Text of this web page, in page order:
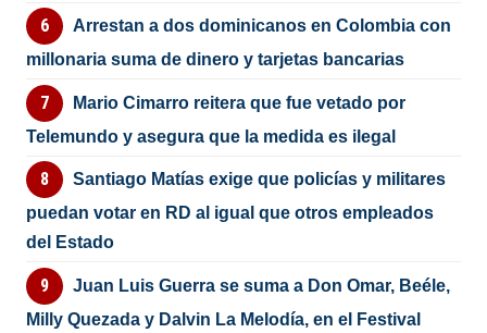
Arrestan a dos dominicanos en Colombia con
millonaria suma de dinero y tarjetas bancarias
Mario Cimarro reitera que fue vetado por
Telemundo y asegura que la medida es ilegal
Santiago Matías exige que policías y militares
puedan votar en RD al igual que otros empleados
del Estado
Juan Luis Guerra se suma a Don Omar, Beéle,
Milly Quezada y Dalvin La Melodía, en el Festival